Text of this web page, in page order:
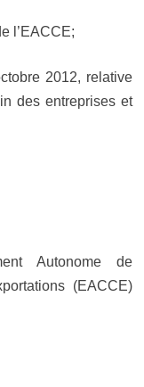
l’EACCE;
2012, relative
des entreprises et
Autonome de
(EACCE)